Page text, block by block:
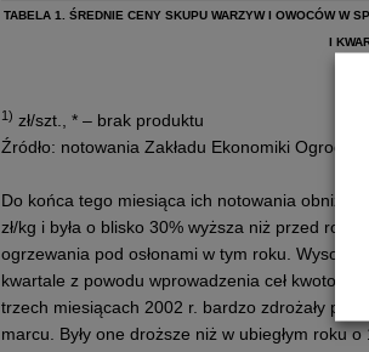
TABELA 1. ŚREDNIE CENY SKUPU WARZYW I OWOCÓW W
I
1) zł/szt., * – brak produktu
Źródło: notowania Zakładu Ekonomiki
Do końca tego miesiąca ich notowania
zł/kg i była o blisko 30% wyższa niż przed
ogrzewania pod osłonami w tym roku. Wysokie
kwartale z powodu wprowadzenia ceł
trzech miesiącach 2002 r. bardzo zdrożały
marcu. Były one droższe niż w ubiegłym